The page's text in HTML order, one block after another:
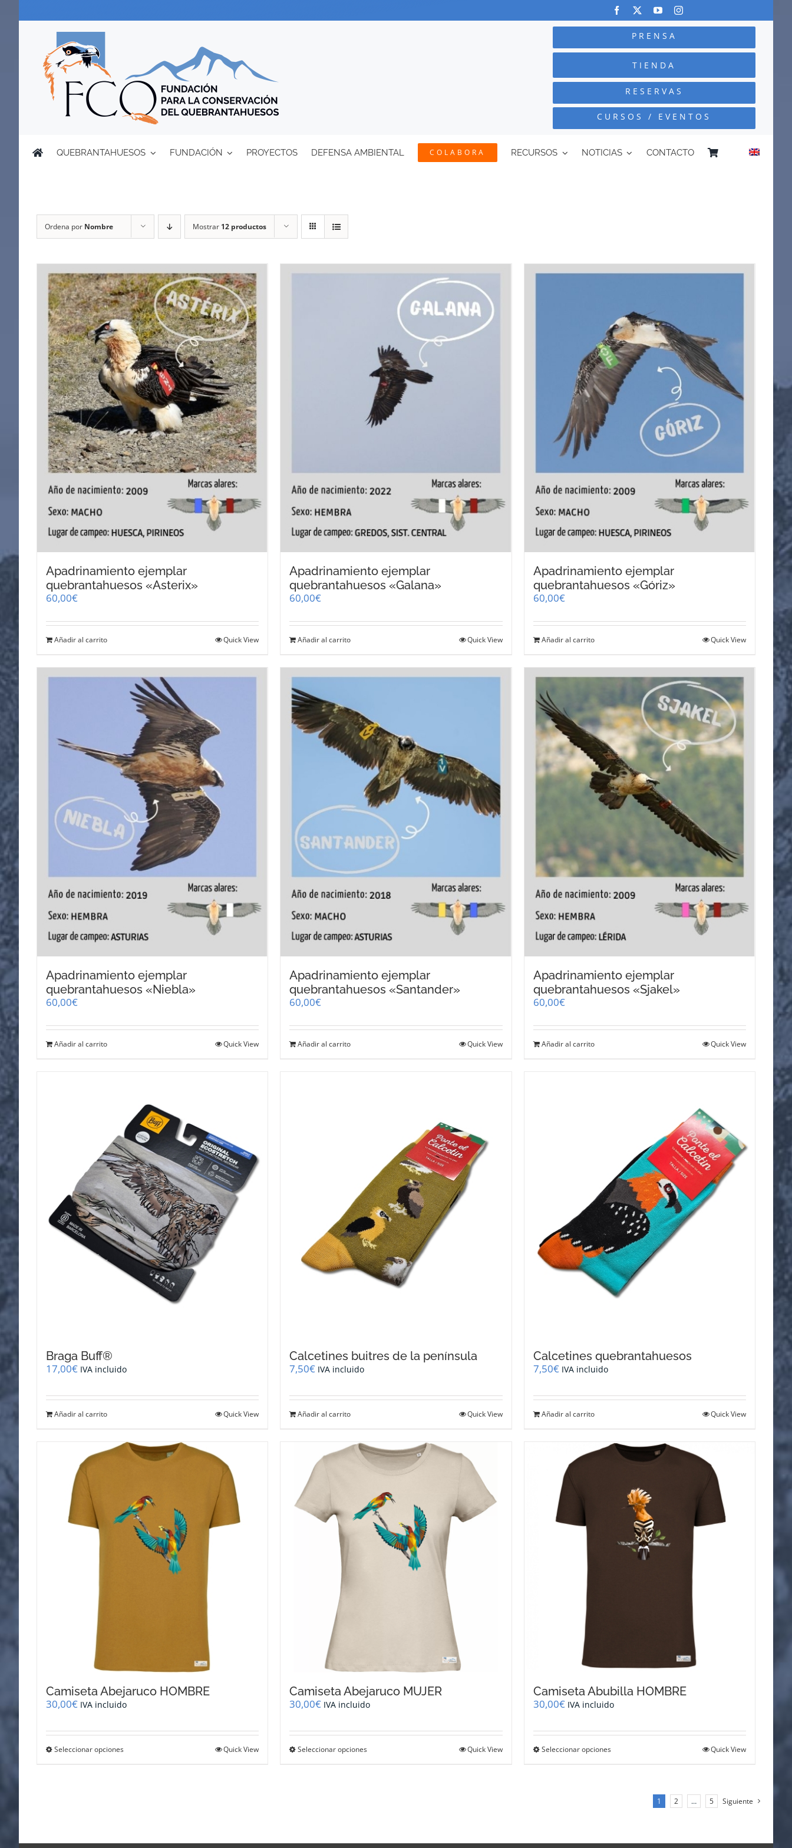
PRENSA
TIENDA
RESERVAS
CURSOS / EVENTOS
QUEBRANTAHUESOS FUNDACIÓN PROYECTOS DEFENSA AMBIENTAL COLABORA RECURSOS NOTICIAS CONTACTO
Ordena por Nombre Mostrar 12 productos
Apadrinamiento ejemplar
quebrantahuesos «Asterix»
60,00€
Añadir al carrito Quick View
Apadrinamiento ejemplar
quebrantahuesos «Galana»
60,00€
Añadir al carrito Quick View
Apadrinamiento ejemplar
quebrantahuesos «Góriz»
60,00€
Añadir al carrito Quick View
Apadrinamiento ejemplar
quebrantahuesos «Niebla»
60,00€
Añadir al carrito Quick View
Apadrinamiento ejemplar
quebrantahuesos «Santander»
60,00€
Añadir al carrito Quick View
Apadrinamiento ejemplar
quebrantahuesos «Sjakel»
60,00€
Añadir al carrito Quick View
Braga Buff®
17,00€ IVA incluido
Añadir al carrito Quick View
Calcetines buitres de la península
7,50€ IVA incluido
Añadir al carrito Quick View
Calcetines quebrantahuesos
7,50€ IVA incluido
Añadir al carrito Quick View
Camiseta Abejaruco HOMBRE
30,00€ IVA incluido
Seleccionar opciones
pueden
Quick View
Camiseta Abejaruco MUJER
30,00€ IVA incluido
Seleccionar opciones
pueden
Quick View
Camiseta Abubilla HOMBRE
30,00€ IVA incluido
Seleccionar opcionesEste
variantes.
pueden
Quick View
1 2 … 5 Siguiente